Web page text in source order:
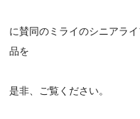
に賛同のミライのシニアラ
品を
是非、ご覧ください。